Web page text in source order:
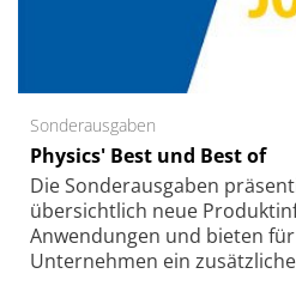
Sonderausgaben
Physics' Best und Best of
Die Sonder­ausgaben
übersichtlich neue
Anwendungen und bieten
Unternehmen ein